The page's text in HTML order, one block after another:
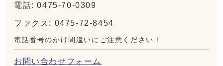
電話: 0475-70-0309
ファクス: 0475-72-8454
電話番号のかけ間違いにご注意ください！
お問い合わせフォーム